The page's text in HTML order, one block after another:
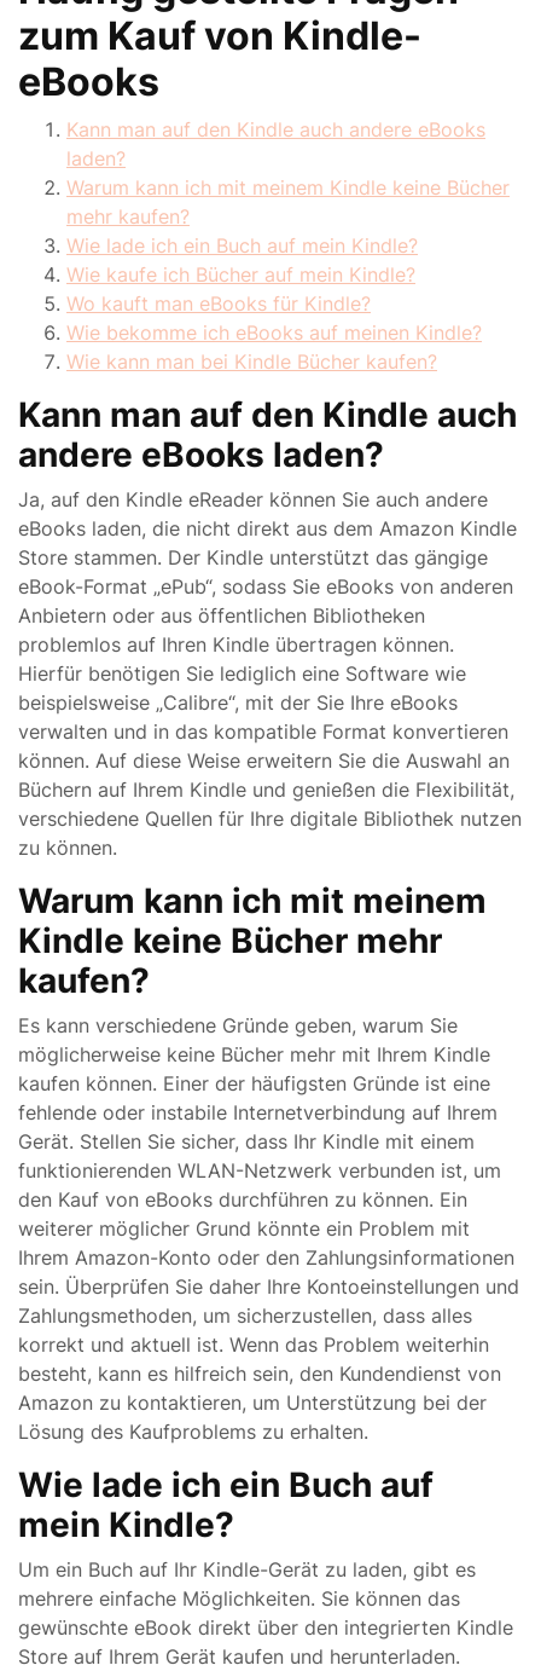
zum Kauf von Kindle-
eBooks
Kann man auf den Kindle auch andere eBooks
laden?
Warum kann ich mit meinem Kindle keine Bücher
mehr kaufen?
Wie lade ich ein Buch auf mein Kindle?
Wie kaufe ich Bücher auf mein Kindle?
Wo kauft man eBooks für Kindle?
Wie bekomme ich eBooks auf meinen Kindle?
Wie kann man bei Kindle Bücher kaufen?
Kann man auf den Kindle auch
andere eBooks laden?
Ja, auf den Kindle eReader können Sie auch andere
eBooks laden, die nicht direkt aus dem Amazon Kindle
Store stammen. Der Kindle unterstützt das gängige
eBook-Format „ePub“, sodass Sie eBooks von anderen
Anbietern oder aus öffentlichen Bibliotheken
problemlos auf Ihren Kindle übertragen können.
Hierfür benötigen Sie lediglich eine Software wie
beispielsweise „Calibre“, mit der Sie Ihre eBooks
verwalten und in das kompatible Format konvertieren
können. Auf diese Weise erweitern Sie die Auswahl an
Büchern auf Ihrem Kindle und genießen die Flexibilität,
verschiedene Quellen für Ihre digitale Bibliothek nutzen
zu können.
Warum kann ich mit meinem
Kindle keine Bücher mehr
kaufen?
Es kann verschiedene Gründe geben, warum Sie
möglicherweise keine Bücher mehr mit Ihrem Kindle
kaufen können. Einer der häufigsten Gründe ist eine
fehlende oder instabile Internetverbindung auf Ihrem
Gerät. Stellen Sie sicher, dass Ihr Kindle mit einem
funktionierenden WLAN-Netzwerk verbunden ist, um
den Kauf von eBooks durchführen zu können. Ein
weiterer möglicher Grund könnte ein Problem mit
Ihrem Amazon-Konto oder den Zahlungsinformationen
sein. Überprüfen Sie daher Ihre Kontoeinstellungen und
Zahlungsmethoden, um sicherzustellen, dass alles
korrekt und aktuell ist. Wenn das Problem weiterhin
besteht, kann es hilfreich sein, den Kundendienst von
Amazon zu kontaktieren, um Unterstützung bei der
Lösung des Kaufproblems zu erhalten.
Wie lade ich ein Buch auf
mein Kindle?
Um ein Buch auf Ihr Kindle-Gerät zu laden, gibt es
mehrere einfache Möglichkeiten. Sie können das
gewünschte eBook direkt über den integrierten Kindle
Store auf Ihrem Gerät kaufen und herunterladen.